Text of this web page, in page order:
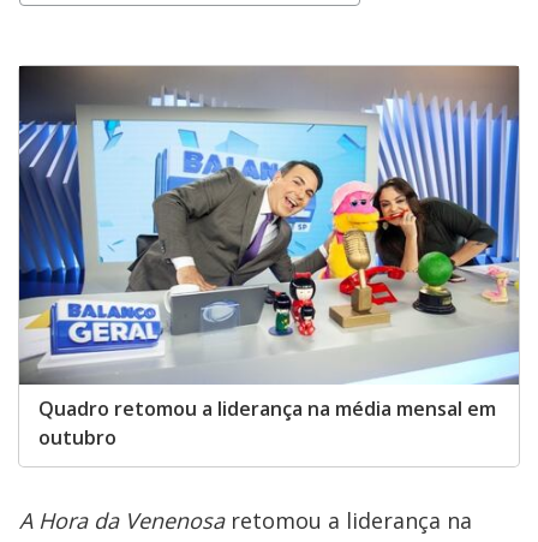
Quadro retomou a liderança na média mensal em
outubro
A Hora da Venenosaretomou a liderança na